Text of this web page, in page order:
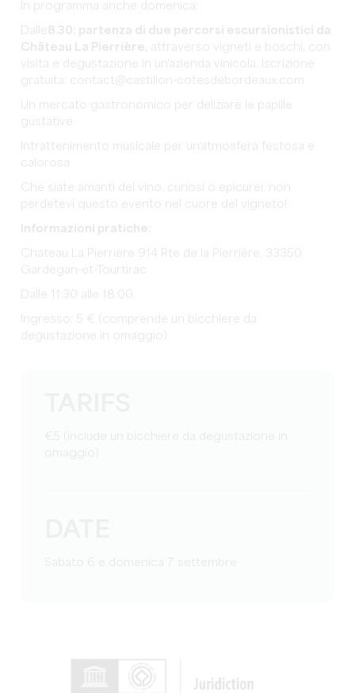
In programma anche domenica:
️Dalle 8.30: partenza di due percorsi escursionistici da
Château La Pierrière,
attraverso vigneti e boschi, con
visita e degustazione in un'azienda vinicola. Iscrizione
gratuita: contact@castillon-cotesdebordeaux.com
Un mercato gastronomico per deliziare le papille
gustative
Intrattenimento musicale per un'atmosfera festosa e
calorosa
Che siate amanti del vino, curiosi o epicurei, non
perdetevi questo evento nel cuore del vigneto!
Informazioni pratiche:
Chateau La Pierrière 914 Rte de la Pierrière, 33350
Gardegan-et-Tourtirac
Dalle 11:30 alle 18:00.
Ingresso: 5 € (comprende un bicchiere da
degustazione in omaggio)